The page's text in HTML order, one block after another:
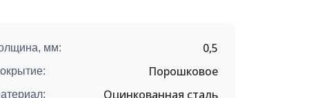
мм: 0,5
Порошковое
Оцинкованная сталь